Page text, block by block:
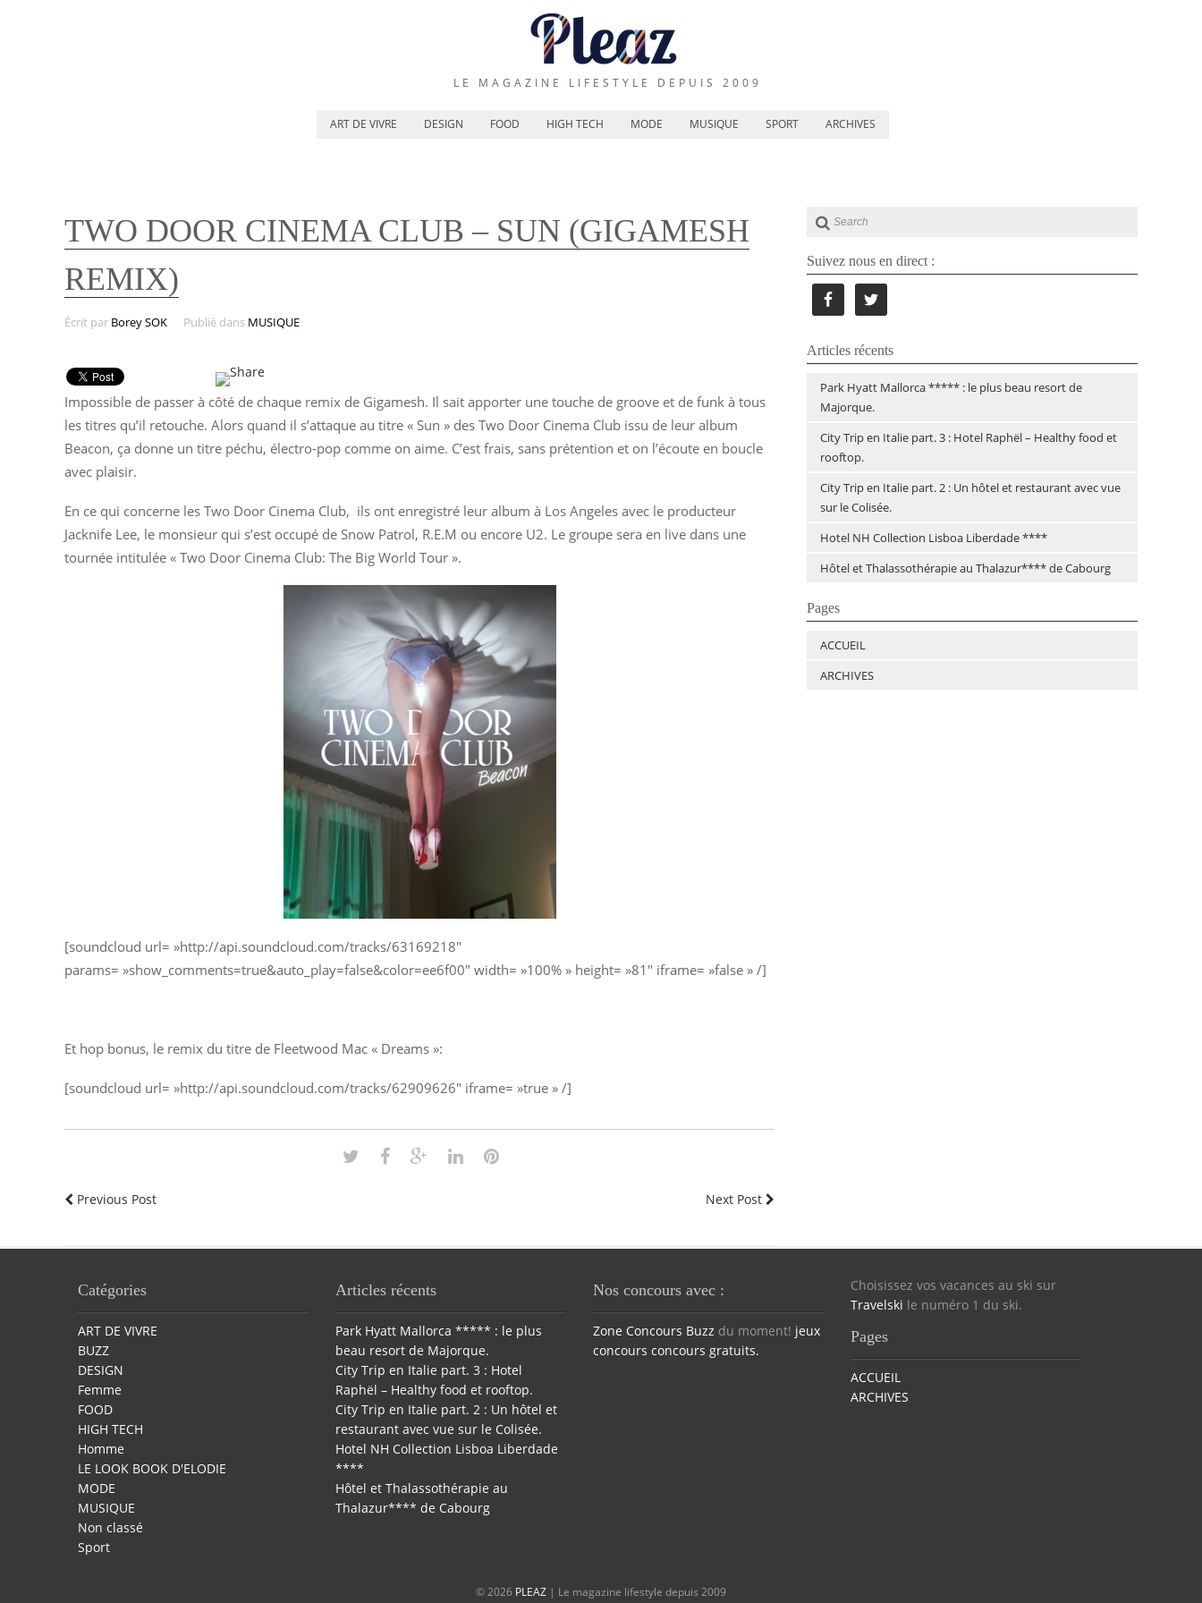
LE MAGAZINE LIFESTYLE DEPUIS 2009
ART DE VIVRE DESIGN FOOD HIGH TECH MODE MUSIQUE SPORT ARCHIVES
TWO DOOR CINEMA CLUB – SUN (GIGAMESH
REMIX)
Écrit par Borey SOK Publié dans MUSIQUE
Impossible de passer à côté de chaque remix de Gigamesh. Il sait apporter une touche de groove et de funk à tous
les titres qu’il retouche. Alors quand il s’attaque au titre « Sun » des Two Door Cinema Club issu de leur album
Beacon, ça donne un titre péchu, électro-pop comme on aime. C’est frais, sans prétention et on l’écoute en boucle
avec plaisir.
En ce qui concerne les Two Door Cinema Club, ils ont enregistré leur album à Los Angeles avec le producteur
Jacknife Lee, le monsieur qui s’est occupé de Snow Patrol, R.E.M ou encore U2. Le groupe sera en live dans une
tournée intitulée « Two Door Cinema Club: The Big World Tour ».
[soundcloud url= »http://api.soundcloud.com/tracks/63169218″
params= »show_comments=true&auto_play=false&color=ee6f00″ width= »100% » height= »81″ iframe= »false » /]
Et hop bonus, le remix du titre de Fleetwood Mac « Dreams »:
[soundcloud url= »http://api.soundcloud.com/tracks/62909626″ iframe= »true » /]
Previous Post Next Post
Suivez nous en direct :
Articles récents
Park Hyatt Mallorca ***** : le plus beau resort de
Majorque.
City Trip en Italie part. 3 : Hotel Raphël – Healthy food et
rooftop.
City Trip en Italie part. 2 : Un hôtel et restaurant avec vue
sur le Colisée.
Hotel NH Collection Lisboa Liberdade ****
Hôtel et Thalassothérapie au Thalazur**** de Cabourg
Pages
ACCUEIL
ARCHIVES
Catégories
ART DE VIVRE
BUZZ
DESIGN
Femme
FOOD
HIGH TECH
Homme
LE LOOK BOOK D'ELODIE
MODE
MUSIQUE
Non classé
Sport
Articles récents
Park Hyatt Mallorca ***** : le plus
beau resort de Majorque.
City Trip en Italie part. 3 : Hotel
Raphël – Healthy food et rooftop.
City Trip en Italie part. 2 : Un hôtel et
restaurant avec vue sur le Colisée.
Hotel NH Collection Lisboa Liberdade
****
Hôtel et Thalassothérapie au
Thalazur**** de Cabourg
Nos concours avec :
Zone Concours Buzz du moment! jeux
concours concours gratuits.
Choisissez vos vacances au ski sur
Travelski le numéro 1 du ski.
Pages
ACCUEIL
ARCHIVES
© 2026 PLEAZ | Le magazine lifestyle depuis 2009